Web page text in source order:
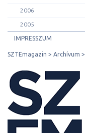
2006
2005
IMPRESSZUM
SZTEmagazin Archívum